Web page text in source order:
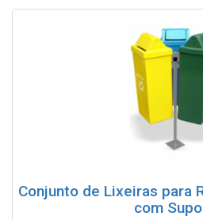
Conjunto de Lixeiras para
com